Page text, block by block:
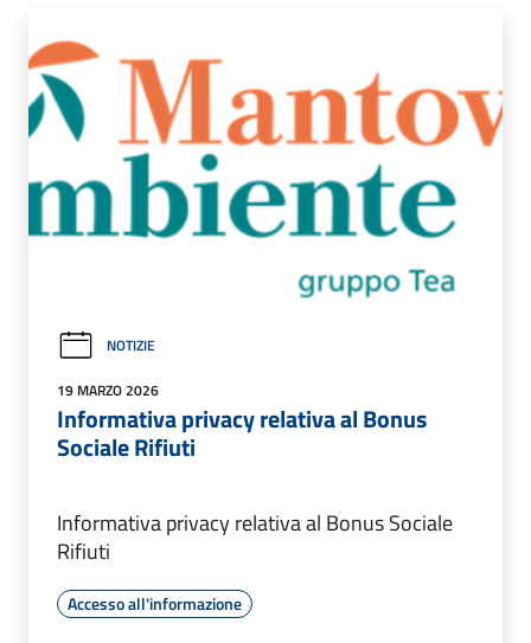
NOTIZIE
19 MARZO 2026
Informativa privacy relativa al Bonus
Sociale Rifiuti
Informativa privacy relativa al Bonus Sociale
Rifiuti
Accesso all'informazione